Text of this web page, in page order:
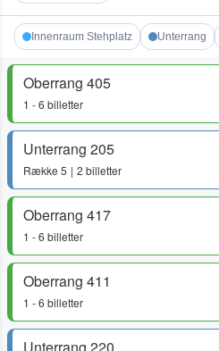
Innenraum Stehplatz Unterrang
Oberrang 405
1 - 6 billetter
Unterrang 205
Række 5 2 billetter
Oberrang 417
1 - 6 billetter
Oberrang 411
1 - 6 billetter